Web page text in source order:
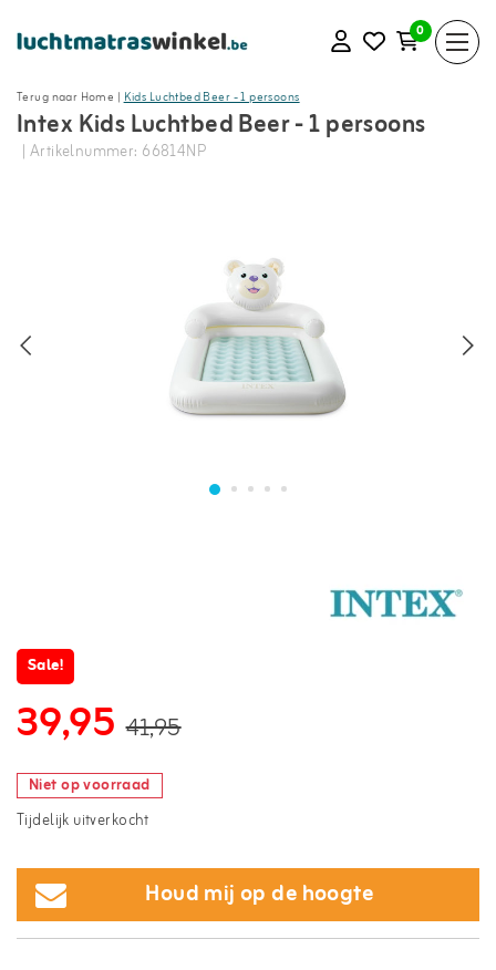
0
Terug naar Home |Kids Luchtbed Beer - 1 persoons
Intex Kids Luchtbed Beer - 1 persoons
| Artikelnummer: 66814NP
Sale!
39,95 41,95
Niet op voorraad
Tijdelijk uitverkocht
Houd mij op de hoogte